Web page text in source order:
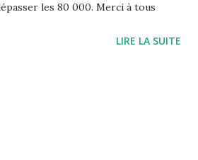
les 80 000. Merci à tous
LIRE LA SUITE